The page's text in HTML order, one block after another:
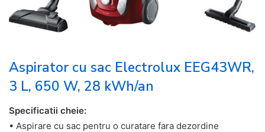
Aspirator cu sac Electrolux EEG43WR,
3 L, 650 W, 28 kWh/an
Specificatii cheie:
• Aspirare cu sac pentru o curatare fara dezordine